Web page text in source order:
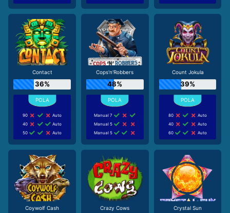
Contact
36%
90
Auto
40
Auto
50
Auto
Cops'n'Robbers
48%
Manual 7
Manual 5
Manual 5
Count Jokula
39%
80
Auto
40
Auto
60
Auto
Coywolf Cash Crazy Cows Crystal Sun